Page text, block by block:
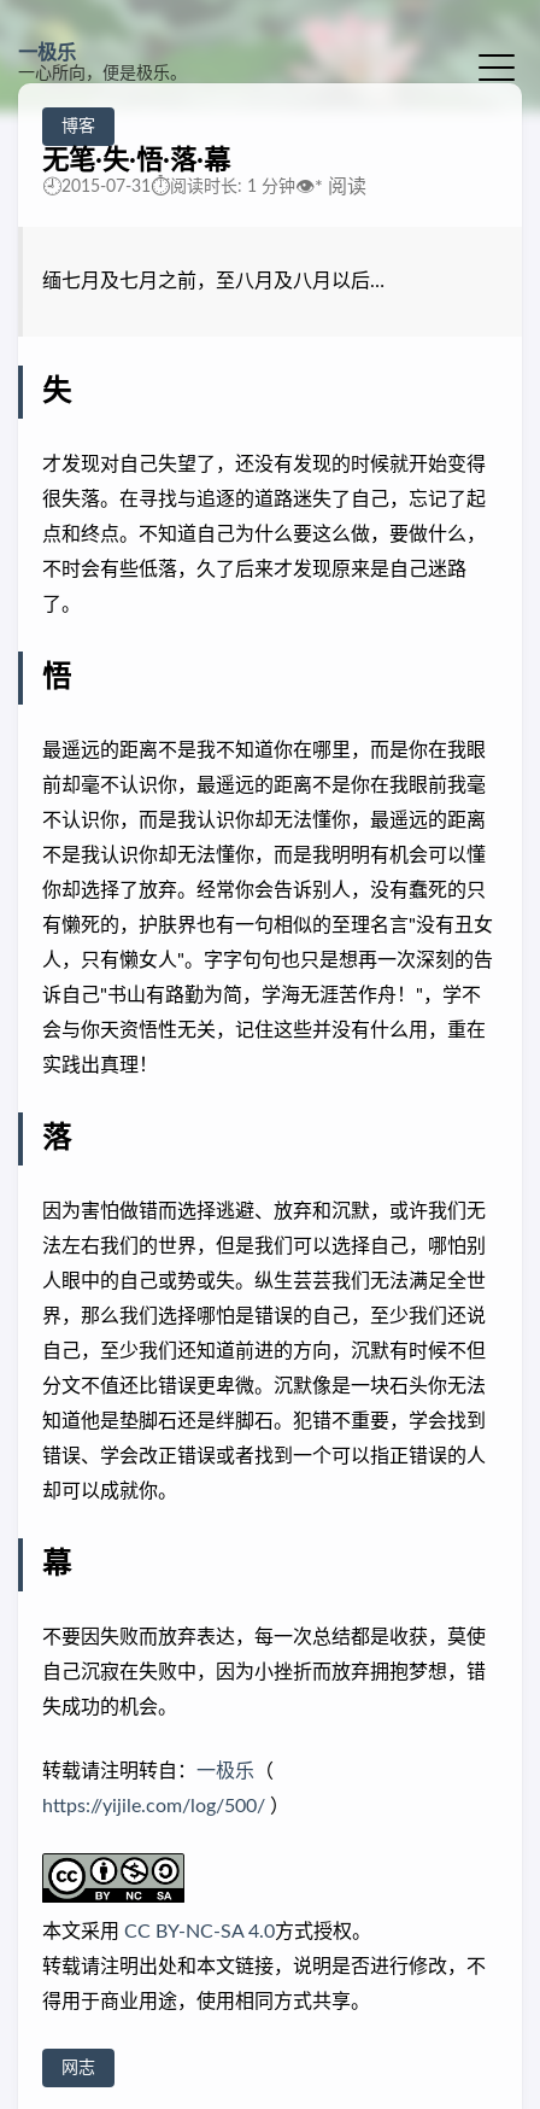
一极乐
一心所向，便是极乐。
博客
无笔·失·悟·落·幕
🕘2015-07-31⏱️阅读时长: 1 分钟👁️* 阅读
缅七月及七月之前，至八月及八月以后…
失
才发现对自己失望了，还没有发现的时候就开始变得
很失落。在寻找与追逐的道路迷失了自己，忘记了起
点和终点。不知道自己为什么要这么做，要做什么，
不时会有些低落，久了后来才发现原来是自己迷路
了。
悟
最遥远的距离不是我不知道你在哪里，而是你在我眼
前却毫不认识你，最遥远的距离不是你在我眼前我毫
不认识你，而是我认识你却无法懂你，最遥远的距离
不是我认识你却无法懂你，而是我明明有机会可以懂
你却选择了放弃。经常你会告诉别人，没有蠢死的只
有懒死的，护肤界也有一句相似的至理名言"没有丑女
人，只有懒女人"。字字句句也只是想再一次深刻的告
诉自己"书山有路勤为简，学海无涯苦作舟！"，学不
会与你天资悟性无关，记住这些并没有什么用，重在
实践出真理！
落
因为害怕做错而选择逃避、放弃和沉默，或许我们无
法左右我们的世界，但是我们可以选择自己，哪怕别
人眼中的自己或势或失。纵生芸芸我们无法满足全世
界，那么我们选择哪怕是错误的自己，至少我们还说
自己，至少我们还知道前进的方向，沉默有时候不但
分文不值还比错误更卑微。沉默像是一块石头你无法
知道他是垫脚石还是绊脚石。犯错不重要，学会找到
错误、学会改正错误或者找到一个可以指正错误的人
却可以成就你。
幕
不要因失败而放弃表达，每一次总结都是收获，莫使
自己沉寂在失败中，因为小挫折而放弃拥抱梦想，错
失成功的机会。
转载请注明转自： 一极乐 （
https://yijile.com/log/500/ ）
本文采用 CC BY-NC-SA 4.0方式授权。
转载请注明出处和本文链接，说明是否进行修改，不
得用于商业用途，使用相同方式共享。
网志